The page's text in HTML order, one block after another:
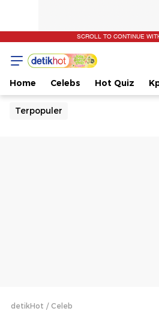
SCROLL TO CONTINUE
Home Celebs Hot Quiz
Terpopuler
detikHot Celeb